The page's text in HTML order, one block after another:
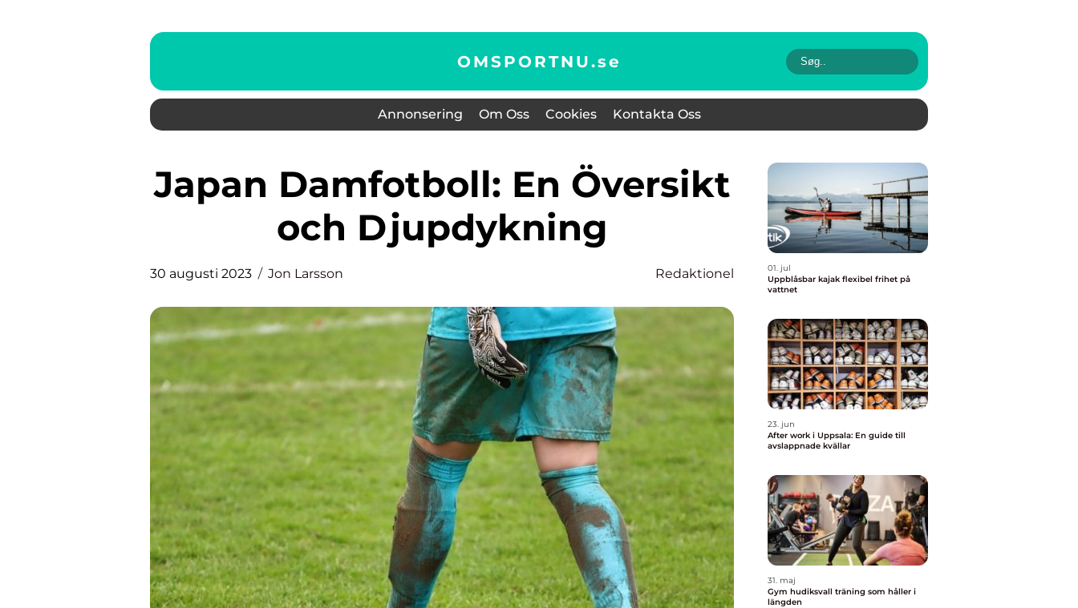
OMSPORTNU.se
Annonsering Om Oss Cookies Kontakta Oss
Japan Damfotboll: En Översikt
och Djupdykning
30 augusti 2023 Jon Larsson Redaktionel
01. jul
Uppblåsbar kajak flexibel frihet på
vattnet
23. jun
After work i Uppsala: En guide till
avslappnade kvällar
31. maj
Gym hudiksvall träning som håller i
längden